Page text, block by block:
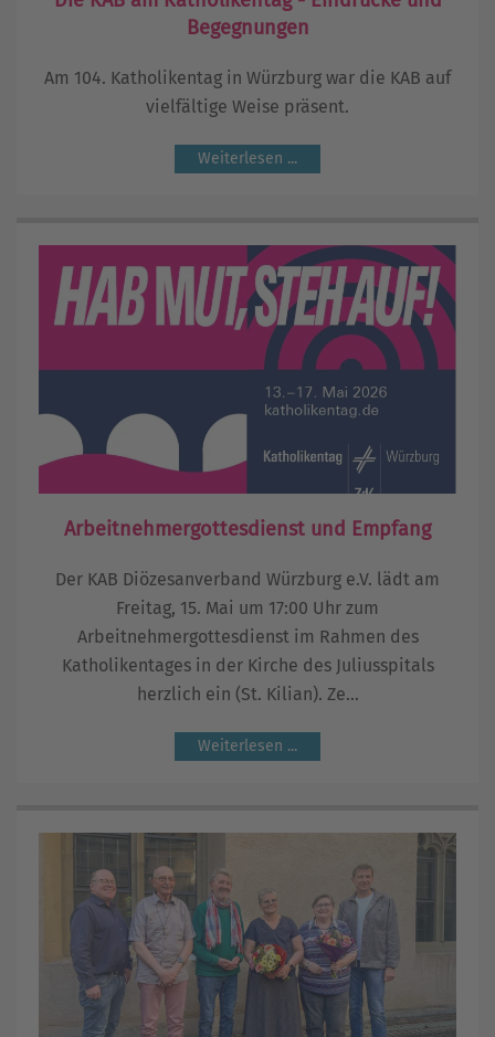
Begegnungen
Am 104. Katholikentag in Würzburg war die KAB auf
vielfältige Weise präsent.
Weiterlesen ...
Arbeitnehmergottesdienst und Empfang
Der KAB Diözesanverband Würzburg e.V. lädt am
Freitag, 15. Mai um 17:00 Uhr zum
Arbeitnehmergottesdienst im Rahmen des
Katholikentages in der Kirche des Juliusspitals
herzlich ein (St. Kilian). Ze...
Weiterlesen ...